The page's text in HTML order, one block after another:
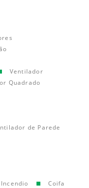
Ventilador
Quadrado
de Parede
Coifa